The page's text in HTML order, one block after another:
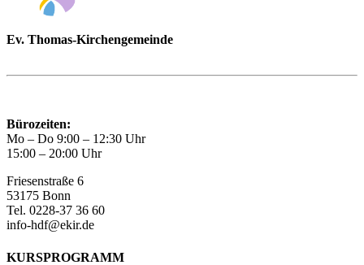
Ev. Thomas-Kirchengemeinde
Bürozeiten:
Mo – Do 9:00 – 12:30 Uhr
15:00 – 20:00 Uhr
Friesenstraße 6
53175 Bonn
Tel. 0228-37 36 60
info-hdf@ekir.de
KURSPROGRAMM